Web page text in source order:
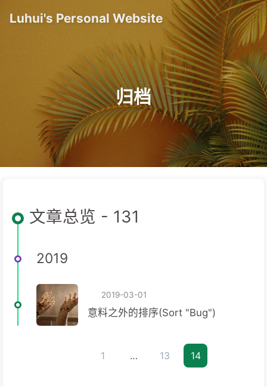
Luhui's Personal Website
归档
文章总览 - 131
2019
2019-03-01
意料之外的排序(Sort "Bug")
1 … 13 14